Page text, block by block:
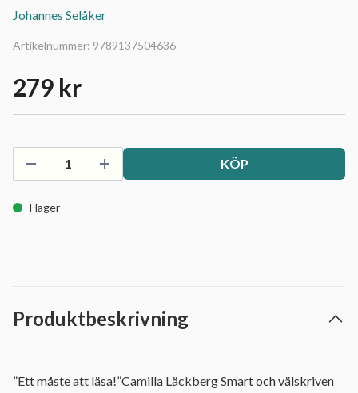
Johannes Selåker
Artikelnummer: 9789137504636
279 kr
KÖP
I lager
Produktbeskrivning
”Ett måste att läsa!”Camilla Läckberg Smart och välskriven